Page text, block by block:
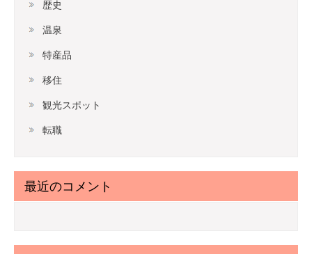
歴史
温泉
特産品
移住
観光スポット
転職
最近のコメント